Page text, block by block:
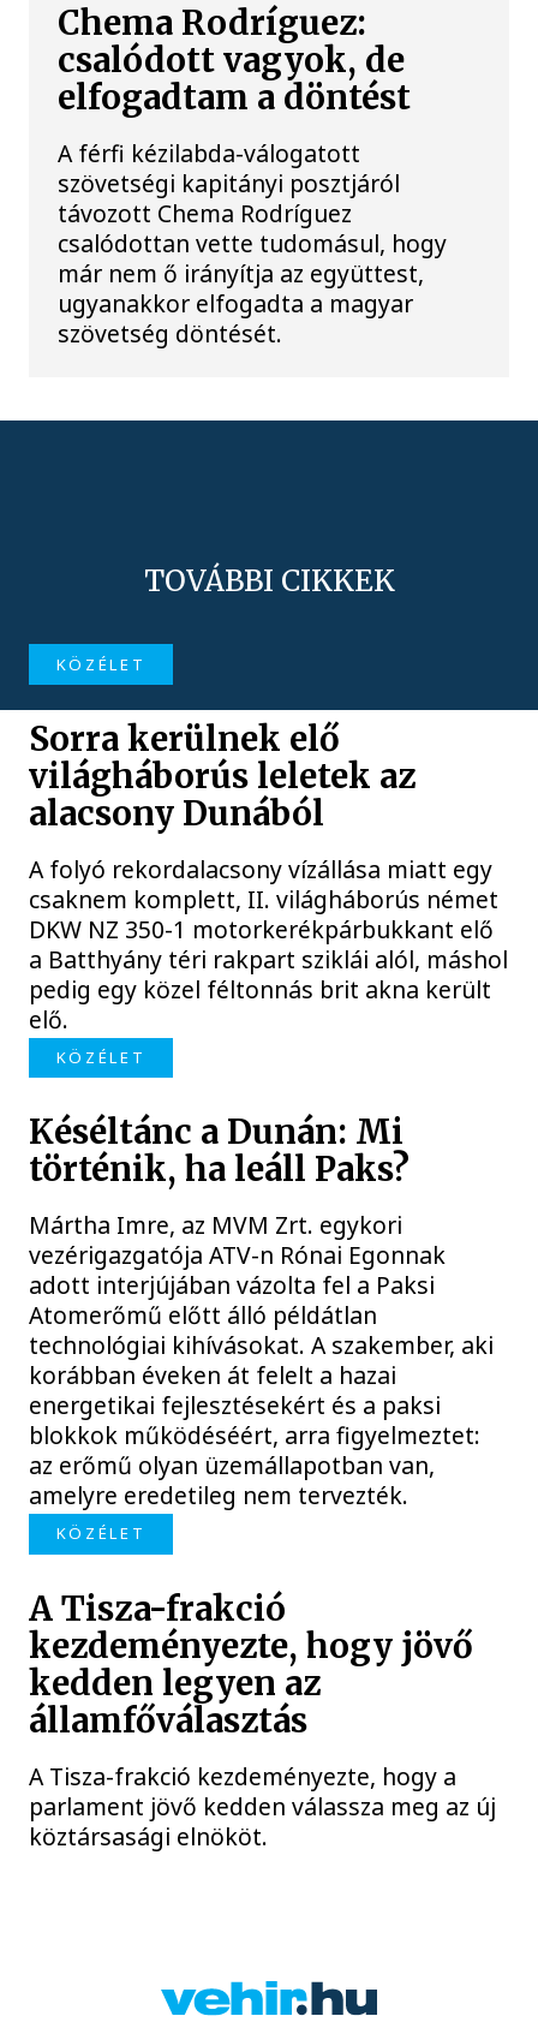
Chema Rodríguez:
csalódott vagyok, de
elfogadtam a döntést
A férfi kézilabda-válogatott
szövetségi kapitányi posztjáról
távozott Chema Rodríguez
csalódottan vette tudomásul, hogy
már nem ő irányítja az együttest,
ugyanakkor elfogadta a magyar
szövetség döntését.
TOVÁBBI CIKKEK
KÖZÉLET
Sorra kerülnek elő
világháborús leletek az
alacsony Dunából
A folyó rekordalacsony vízállása miatt egy
csaknem komplett, II. világháborús német
DKW NZ 350-1 motorkerékpárbukkant elő
a Batthyány téri rakpart sziklái alól, máshol
pedig egy közel féltonnás brit akna került
elő.
KÖZÉLET
Késéltánc a Dunán: Mi
történik, ha leáll Paks?
Mártha Imre, az MVM Zrt. egykori
vezérigazgatója ATV-n Rónai Egonnak
adott interjújában vázolta fel a Paksi
Atomerőmű előtt álló példátlan
technológiai kihívásokat. A szakember, aki
korábban éveken át felelt a hazai
energetikai fejlesztésekért és a paksi
blokkok működéséért, arra figyelmeztet:
az erőmű olyan üzemállapotban van,
amelyre eredetileg nem tervezték.
KÖZÉLET
A Tisza-frakció
kezdeményezte, hogy jövő
kedden legyen az
államfőválasztás
A Tisza-frakció kezdeményezte, hogy a
parlament jövő kedden válassza meg az új
köztársasági elnököt.